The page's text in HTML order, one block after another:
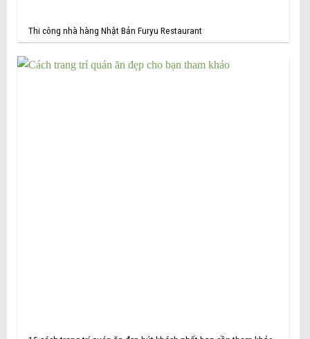
Thi công nhà hàng Nhật Bản Furyu Restaurant